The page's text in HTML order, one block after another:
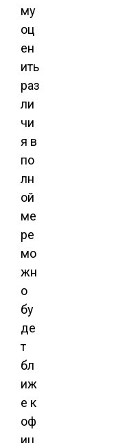
му
оц
ен
ить
раз
ли
чи
я в
по
лн
ой
ме
ре
мо
жн
о
бу
де
т
бл
иж
е к
оф
иц